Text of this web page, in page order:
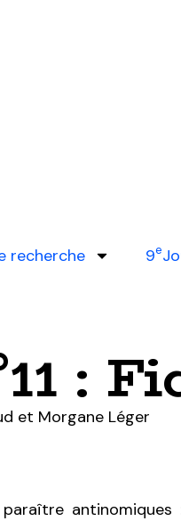
recherche 9e
:
et Morgane Léger